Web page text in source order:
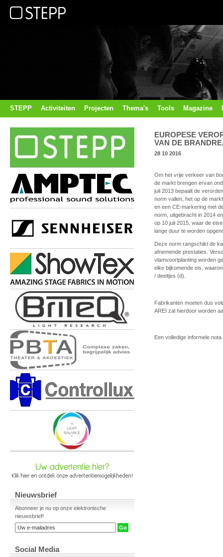
STEPP Activiteiten Projecten Thema's Tools Magazine
Nieuwsbrief
Abonneer je nu op onze elektronische
nieuwsbrief!
Social Media
EUROPESE
VAN DE
28 10 2016
Om het vrije verkeer van
de markt brengen ervan
juli 2013 bepaalt de
norm vallen, het op de
en een CE-markering met
norm, uitgebracht in 2014
op 10 juli 2015, waar de
lange duur te worden
Deze norm rangschikt de
afnemende prestaties.
vlamvoortplanting worden
elke bijkomende eis,
/ deeltjes (d).
Fabrikanten moeten dus
AREI zal hierdoor worden
Een volledige informele